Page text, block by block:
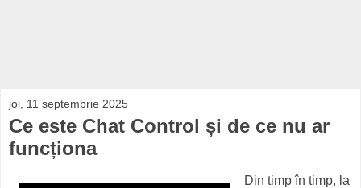
joi, 11 septembrie 2025
Ce este Chat Control și de ce nu ar
funcționa
Din timp în timp, la